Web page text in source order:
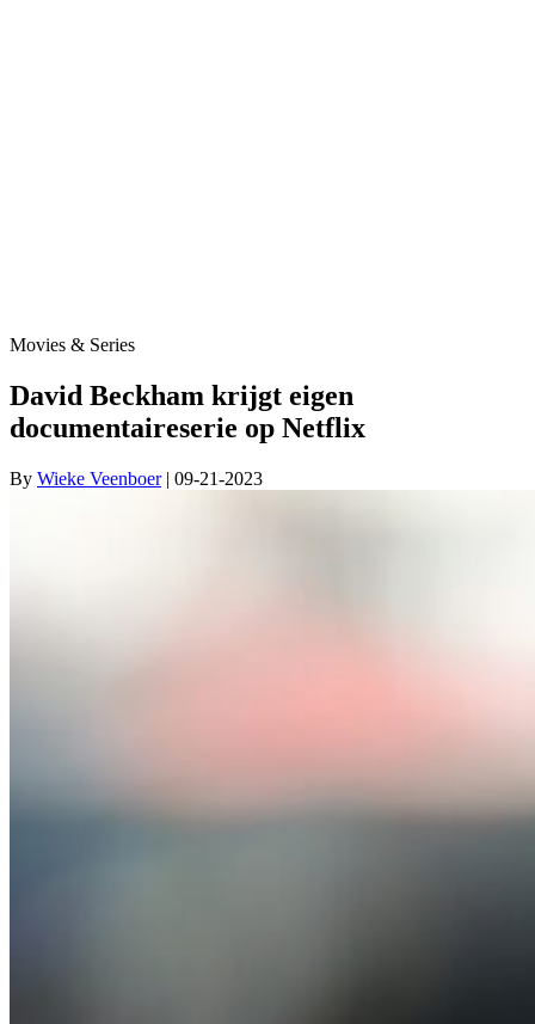
Movies & Series
David Beckham krijgt eigen
documentaireserie op Netflix
By Wieke Veenboer| 09-21-2023